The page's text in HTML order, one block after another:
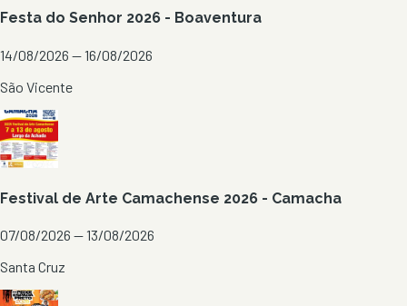
Festa do Senhor 2026 - Boaventura
14/08/2026 — 16/08/2026
São Vicente
Festival de Arte Camachense 2026 - Camacha
07/08/2026 — 13/08/2026
Santa Cruz